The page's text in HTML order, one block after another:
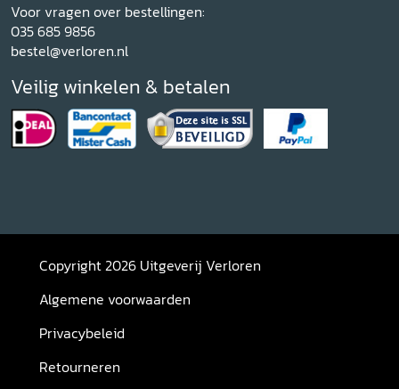
Voor vragen over bestellingen:
035 685 9856
bestel@verloren.nl
Veilig winkelen & betalen
Copyright 2026 Uitgeverij Verloren
Algemene voorwaarden
Privacybeleid
Retourneren